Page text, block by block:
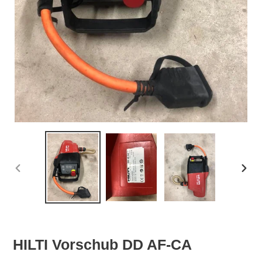
VORHERIGER
SCHIEBER
HILTI Vorschub DD AF-CA